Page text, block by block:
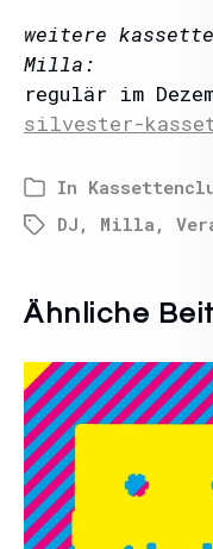
weitere
Milla:
regulär im
silvester-
In
DJ , Milla ,
Ähnliche